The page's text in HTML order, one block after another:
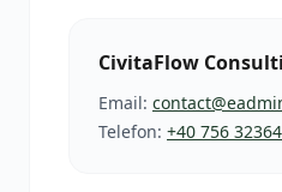
CivitaFlow
Email:
Telefon: +40 756